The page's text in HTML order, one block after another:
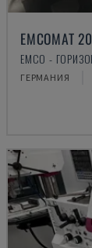
EMCOMAT
EMCO -
ГЕРМАНИЯ